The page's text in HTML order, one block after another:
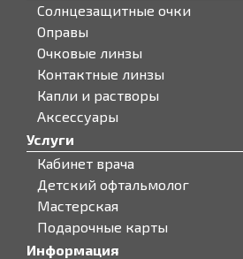
Солнцезащитные очки
Оправы
Очковые линзы
Контактные линзы
Капли и растворы
Аксессуары
Услуги
Кабинет врача
Детский офтальмолог
Мастерская
Подарочные карты
Информация